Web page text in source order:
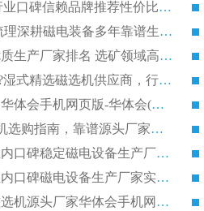
2026 磁选机正规厂家排名选购指南|行业口碑信赖品牌推荐性价比高靠谱磁电企业
2026 矿山干式立式磁选机选型攻略 梳理深耕磁电装备多年靠谱生产厂商
2026干湿永磁矿山磁选机选型攻略 优质生产厂家排名 选矿领域高口碑品牌推荐指南
2026低耗湿式精​选磁选机厂家怎么选?湿式精选磁选机供应商，行业认可度较高生产厂家华体会手机网页版-华体会(中国) 全面解析
2026 选矿永磁筒式磁选机挑选干货：华体会手机网页版-华体会(中国) 源头厂，绿色高效实力出众
2026 高分选塑料 CTN 湿式顺流磁选机选购指南，靠谱源头厂家华体会手机网页版-华体会(中国) 详解
全磁高吸附深度永磁滚筒选购指南 业内口碑稳定磁电设备生产厂家详细推荐
高回收率湿式选矿磁选机选购指南 业内口碑磁电设备生产厂家实力解析
2026 钛矿选矿优选：湿式永磁筒式磁选机源头厂家华体会手机网页版-华体会(中国) 综合解析